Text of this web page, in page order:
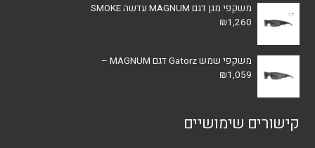
משקפי מגן דגם MAGNUM עדשה SMOKE
₪1,260
משקפי שמש Gatorz דגם MAGNUM –
₪1,059
קישורים שימושיים